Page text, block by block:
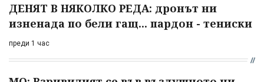
ДЕНЯТ В НЯКОЛКО РЕДА: дронът ни
изненада по бели гащ... пардон - тениски
преди 1 час